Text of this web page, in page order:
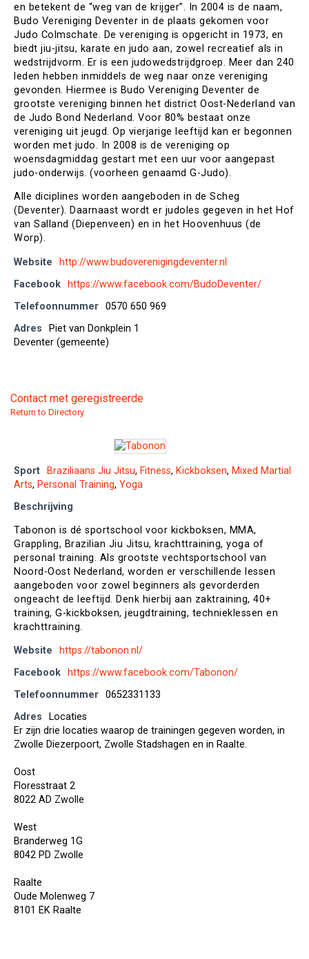
en betekent de “weg van de krijger”. In 2004 is de naam,
Budo Vereniging Deventer in de plaats gekomen voor
Judo Colmschate. De vereniging is opgericht in 1973, en
biedt jiu-jitsu, karate en judo aan, zowel recreatief als in
wedstrijdvorm. Er is een judowedstrijdgroep. Meer dan 240
leden hebben inmiddels de weg naar onze vereniging
gevonden. Hiermee is Budo Vereniging Deventer de
grootste vereniging binnen het district Oost-Nederland van
de Judo Bond Nederland. Voor 80% bestaat onze
vereniging uit jeugd. Op vierjarige leeftijd kan er begonnen
worden met judo. In 2008 is de vereniging op
woensdagmiddag gestart met een uur voor aangepast
judo-onderwijs. (voorheen genaamd G-Judo).
Alle diciplines worden aangeboden in de Scheg
(Deventer). Daarnaast wordt er judoles gegeven in het Hof
van Salland (Diepenveen) en in het Hoovenhuus (de
Worp).
Website
http://www.budoverenigingdeventer.nl
Facebook
https://www.facebook.com/BudoDeventer/
Telefoonnummer 0570 650 969
Adres
Piet van Donkplein 1
Deventer (gemeente)
Contact met geregistreerde
Return to Directory
Sport Braziliaans Jiu Jitsu, Fitness, Kickboksen, Mixed Martial
Arts, Personal Training, Yoga
Beschrijving
Tabonon is dé sportschool voor kickboksen, MMA,
Grappling, Brazilian Jiu Jitsu, krachttraining, yoga of
personal training. Als grootste vechtsportschool van
Noord-Oost Nederland, worden er verschillende lessen
aangeboden voor zowel beginners als gevorderden
ongeacht de leeftijd. Denk hierbij aan zaktraining, 40+
training, G-kickboksen, jeugdtraining, technieklessen en
krachttraining.
Website
https://tabonon.nl/
Facebook https://www.facebook.com/Tabonon/
Telefoonnummer 0652331133
Adres
Locaties
Er zijn drie locaties waarop de trainingen gegeven worden, in
Zwolle Diezerpoort, Zwolle Stadshagen en in Raalte.
Oost
Floresstraat 2
8022 AD Zwolle
West
Branderweg 1G
8042 PD Zwolle
Raalte
Oude Molenweg 7
8101 EK Raalte